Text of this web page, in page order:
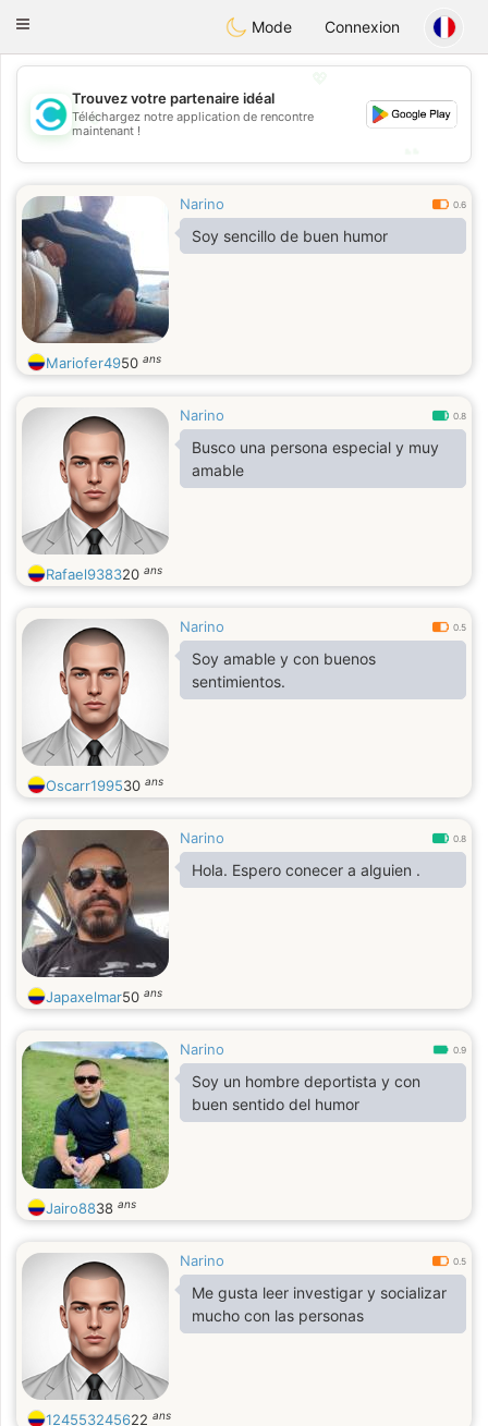
olombiaCitas
Toggle
Mode Connexion
💖
💕
Trouvez votre partenaire idéal
Téléchargez notre application de rencontre
maintenant !
Narino 0.6
Soy sencillo de buen humor
Mariofer4950 ans
Narino 0.8
Busco una persona especial y muy
amable
Rafael938320 ans
Narino 0.5
Soy amable y con buenos
sentimientos.
Oscarr199530 ans
Narino 0.8
Hola. Espero conecer a alguien .
Japaxelmar50 ans
Narino 0.9
Soy un hombre deportista y con
buen sentido del humor
Jairo8838 ans
Narino 0.5
Me gusta leer investigar y socializar
mucho con las personas
124553245622 ans